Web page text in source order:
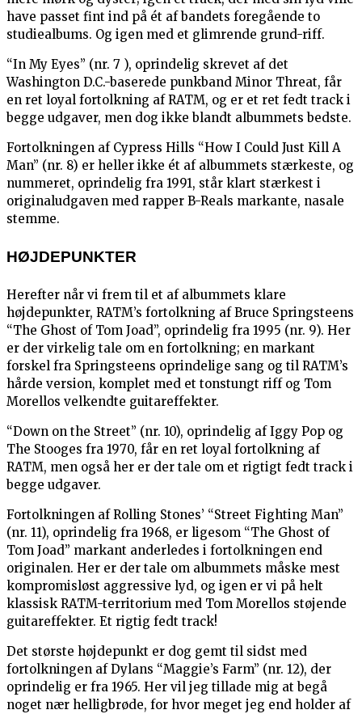
have passet fint ind på ét af bandets foregående to
studiealbums. Og igen med et glimrende grund-riff.
“In My Eyes” (nr. 7 ), oprindelig skrevet af det
Washington D.C.-baserede punkband Minor Threat, får
en ret loyal fortolkning af RATM, og er et ret fedt track i
begge udgaver, men dog ikke blandt albummets bedste.
Fortolkningen af Cypress Hills “How I Could Just Kill A
Man” (nr. 8) er heller ikke ét af albummets stærkeste, og
nummeret, oprindelig fra 1991, står klart stærkest i
originaludgaven med rapper B-Reals markante, nasale
stemme.
HØJDEPUNKTER
Herefter når vi frem til et af albummets klare
højdepunkter, RATM’s fortolkning af Bruce Springsteens
“The Ghost of Tom Joad”, oprindelig fra 1995 (nr. 9). Her
er der virkelig tale om en fortolkning; en markant
forskel fra Springsteens oprindelige sang og til RATM’s
hårde version, komplet med et tonstungt riff og Tom
Morellos velkendte guitareffekter.
“Down on the Street” (nr. 10), oprindelig af Iggy Pop og
The Stooges fra 1970, får en ret loyal fortolkning af
RATM, men også her er der tale om et rigtigt fedt track i
begge udgaver.
Fortolkningen af Rolling Stones’ “Street Fighting Man”
(nr. 11), oprindelig fra 1968, er ligesom “The Ghost of
Tom Joad” markant anderledes i fortolkningen end
originalen. Her er der tale om albummets måske mest
kompromisløst aggressive lyd, og igen er vi på helt
klassisk RATM-territorium med Tom Morellos støjende
guitareffekter. Et rigtig fedt track!
Det største højdepunkt er dog gemt til sidst med
fortolkningen af Dylans “Maggie’s Farm” (nr. 12), der
oprindelig er fra 1965. Her vil jeg tillade mig at begå
noget nær helligbrøde, for hvor meget jeg end holder af